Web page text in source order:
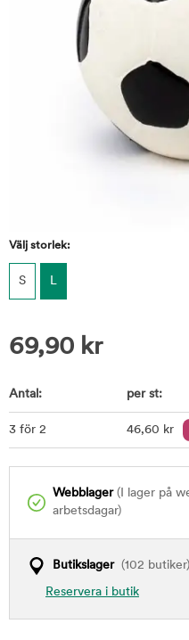
Välj storlek:
S L
69,90 kr
Antal: per st:
3 för 2 46,60 kr
Webblager(I lager på
arbetsdagar)
Butikslager(102 butiker)
Reservera i butik